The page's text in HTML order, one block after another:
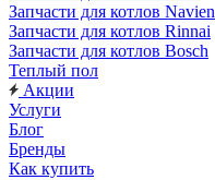
Запчасти для котлов Navien
Запчасти для котлов Rinnai
Запчасти для котлов Bosch
Теплый пол
Акции
Услуги
Блог
Бренды
Как купить